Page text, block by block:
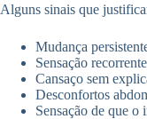
Alguns sinais que
Mudança
Sensação
Cansaço sem
Desconfortos
Sensação de que o